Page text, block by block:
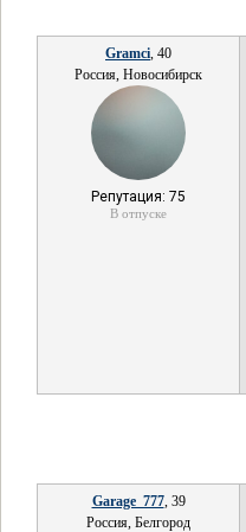
Gramci, 40
Россия, Новосибирск
Репутация: 75
В отпуске
Garage_777, 39
Россия, Белгород